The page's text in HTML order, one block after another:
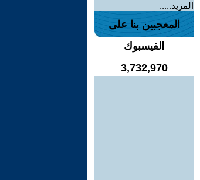
المزيد.....
المعجبين بنا على
الفيسبوك
3,732,970